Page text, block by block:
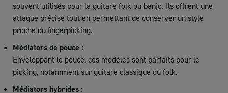
souvent utilisés pour la guitare folk ou banjo. Ils offrent une
attaque précise tout en permettant de conserver un style
proche du fingerpicking.
Médiators de pouce :
Enveloppant le pouce, ces modèles sont parfaits pour le
picking, notamment sur guitare classique ou folk.
Médiators hybrides :